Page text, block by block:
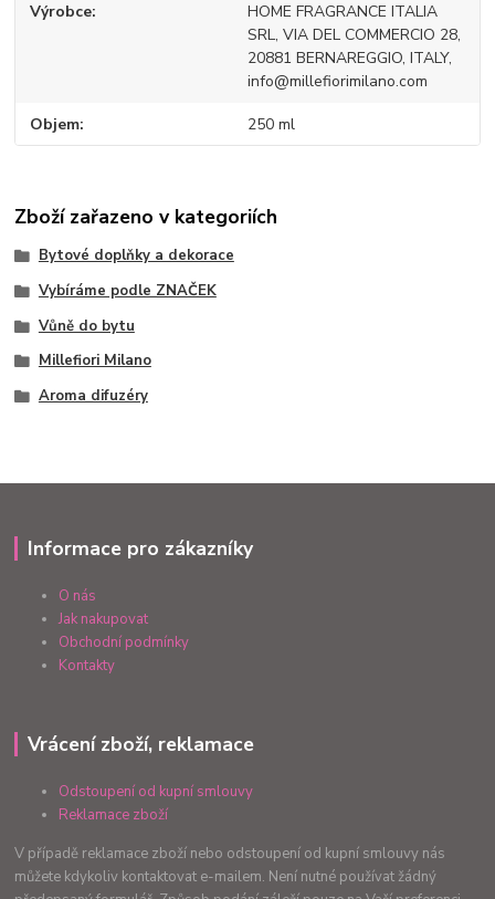
Výrobce
HOME FRAGRANCE ITALIA
SRL, VIA DEL COMMERCIO 28,
20881 BERNAREGGIO, ITALY,
info@millefiorimilano.com
Objem 250 ml
Zboží zařazeno v kategoriích
Bytové doplňky a dekorace
Vybíráme podle ZNAČEK
Vůně do bytu
Millefiori Milano
Aroma difuzéry
Informace pro zákazníky
O nás
Jak nakupovat
Obchodní podmínky
Kontakty
Vrácení zboží, reklamace
Odstoupení od kupní smlouvy
Reklamace zboží
V případě reklamace zboží nebo odstoupení od kupní smlouvy nás
můžete kdykoliv kontaktovat e-mailem. Není nutné používat žádný